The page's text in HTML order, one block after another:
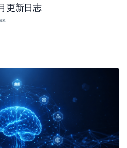
更新日志